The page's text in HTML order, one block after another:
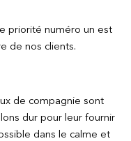
priorité numéro un est
de nos clients.
de compagnie sont
dur pour leur fournir
dans le calme et